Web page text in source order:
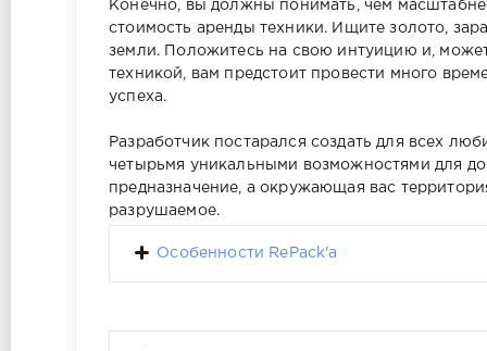
Конечно, вы должны понимать, чем
стоимость аренды техники. Ищите золото,
земли. Положитесь на свою интуицию и,
техникой, вам предстоит провести много
успеха.
Разработчик постарался создать для всех
четырьмя уникальными возможностями для
предназначение, а окружающая вас
разрушаемое.
Особенности RePack'a